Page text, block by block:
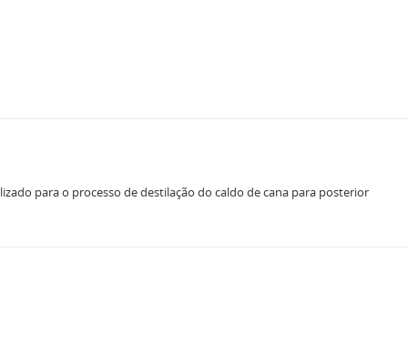
para o processo de destilação do caldo de cana para posterior